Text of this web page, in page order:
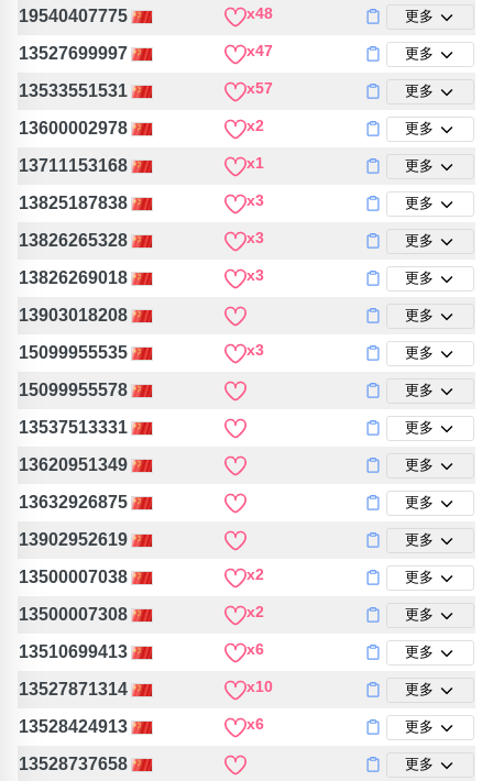
包含數字
生日分類
清除全部分類
搜尋
19540407775 x48 更多
13527699997 x47 更多
13533551531 x57 更多
13600002978 x2 更多
13711153168 x1 更多
13825187838 x3 更多
13826265328 x3 更多
13826269018 x3 更多
13903018208 更多
15099955535 x3 更多
15099955578 更多
13537513331 更多
13620951349 更多
13632926875 更多
13902952619 更多
13500007038 x2 更多
13500007308 x2 更多
13510699413 x6 更多
13527871314 x10 更多
13528424913 x6 更多
13528737658 更多